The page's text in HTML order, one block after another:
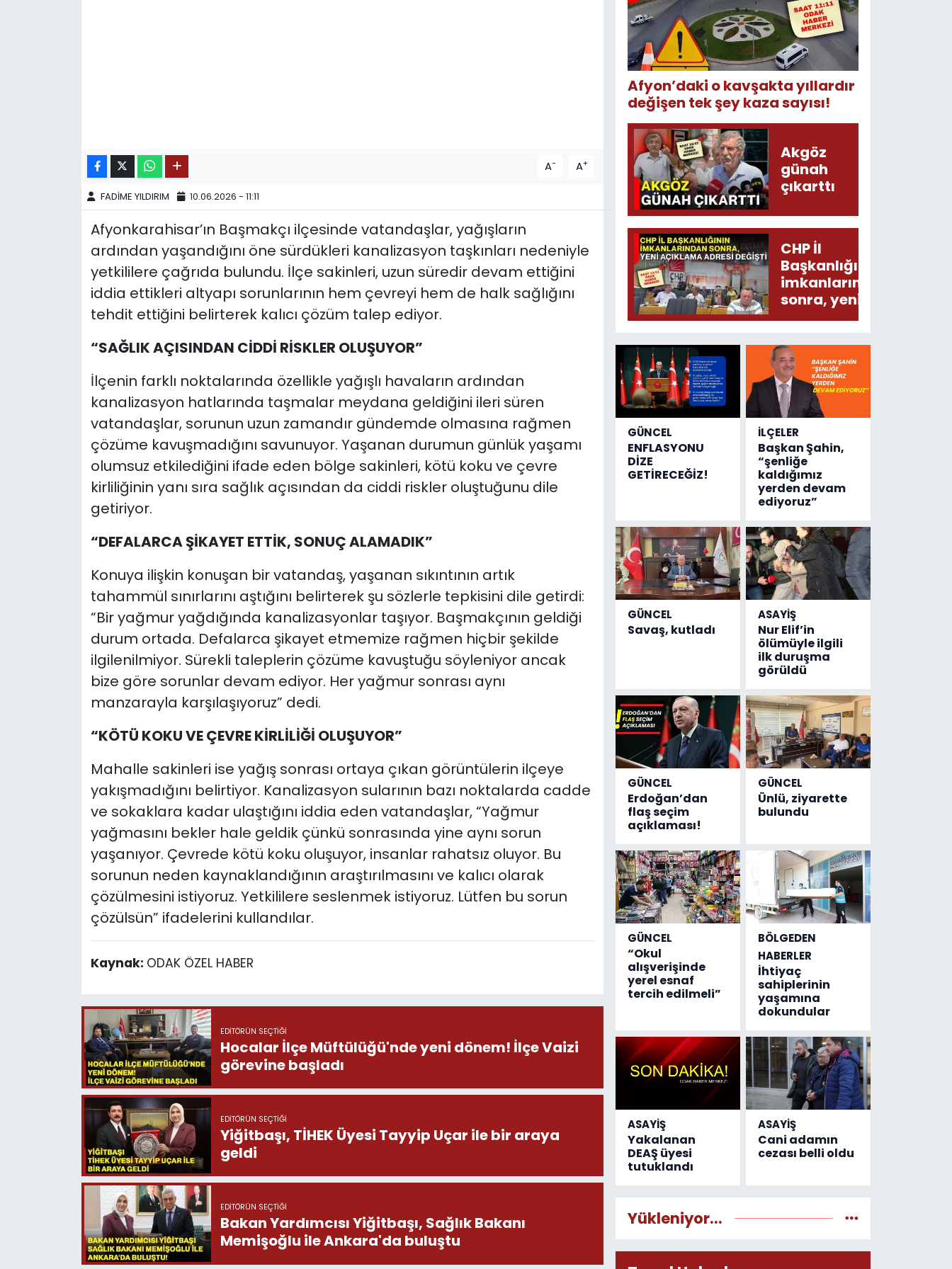
A- A+
FADİME YILDIRIM 10.06.2026 - 11:11
Afyonkarahisar’ın Başmakçı ilçesinde vatandaşlar, yağışların
ardından yaşandığını öne sürdükleri kanalizasyon taşkınları nedeniyle
yetkililere çağrıda bulundu. İlçe sakinleri, uzun süredir devam ettiğini
iddia ettikleri altyapı sorunlarının hem çevreyi hem de halk sağlığını
tehdit ettiğini belirterek kalıcı çözüm talep ediyor.
“SAĞLIK AÇISINDAN CİDDİ RİSKLER OLUŞUYOR”
İlçenin farklı noktalarında özellikle yağışlı havaların ardından
kanalizasyon hatlarında taşmalar meydana geldiğini ileri süren
vatandaşlar, sorunun uzun zamandır gündemde olmasına rağmen
çözüme kavuşmadığını savunuyor. Yaşanan durumun günlük yaşamı
olumsuz etkilediğini ifade eden bölge sakinleri, kötü koku ve çevre
kirliliğinin yanı sıra sağlık açısından da ciddi riskler oluştuğunu dile
getiriyor.
“DEFALARCA ŞİKAYET ETTİK, SONUÇ ALAMADIK”
Konuya ilişkin konuşan bir vatandaş, yaşanan sıkıntının artık
tahammül sınırlarını aştığını belirterek şu sözlerle tepkisini dile getirdi:
“Bir yağmur yağdığında kanalizasyonlar taşıyor. Başmakçının geldiği
durum ortada. Defalarca şikayet etmemize rağmen hiçbir şekilde
ilgilenilmiyor. Sürekli taleplerin çözüme kavuştuğu söyleniyor ancak
bize göre sorunlar devam ediyor. Her yağmur sonrası aynı
manzarayla karşılaşıyoruz” dedi.
“KÖTÜ KOKU VE ÇEVRE KİRLİLİĞİ OLUŞUYOR”
Mahalle sakinleri ise yağış sonrası ortaya çıkan görüntülerin ilçeye
yakışmadığını belirtiyor. Kanalizasyon sularının bazı noktalarda cadde
ve sokaklara kadar ulaştığını iddia eden vatandaşlar, “Yağmur
yağmasını bekler hale geldik çünkü sonrasında yine aynı sorun
yaşanıyor. Çevrede kötü koku oluşuyor, insanlar rahatsız oluyor. Bu
sorunun neden kaynaklandığının araştırılmasını ve kalıcı olarak
çözülmesini istiyoruz. Yetkililere seslenmek istiyoruz. Lütfen bu sorun
çözülsün” ifadelerini kullandılar.
Kaynak: ODAK ÖZEL HABER
EDITÖRÜN SEÇTIĞI
Hocalar İlçe Müftülüğü'nde yeni dönem! İlçe Vaizi
görevine başladı
EDITÖRÜN SEÇTIĞI
Yiğitbaşı, TİHEK Üyesi Tayyip Uçar ile bir araya
geldi
EDITÖRÜN SEÇTIĞI
Bakan Yardımcısı Yiğitbaşı, Sağlık Bakanı
Memişoğlu ile Ankara'da buluştu
Afyon’daki o kavşakta yıllardır
değişen tek şey kaza sayısı!
Akgöz
günah
çıkarttı
CHP İl
Başkanlığının
imkanlarından
sonra, yeni
açıklama
GÜNCEL
ENFLASYONU
DİZE
GETİRECEĞİZ!
İLÇELER
Başkan Şahin,
“şenliğe
kaldığımız
yerden devam
ediyoruz”
GÜNCEL
Savaş, kutladı
ASAYİŞ
Nur Elif’in
ölümüyle ilgili
ilk duruşma
görüldü
GÜNCEL
Erdoğan’dan
flaş seçim
açıklaması!
GÜNCEL
Ünlü, ziyarette
bulundu
GÜNCEL
“Okul
alışverişinde
yerel esnaf
tercih edilmeli”
BÖLGEDEN
HABERLER
İhtiyaç
sahiplerinin
yaşamına
dokundular
ASAYİŞ
Yakalanan
DEAŞ üyesi
tutuklandı
ASAYİŞ
Cani adamın
cezası belli oldu
Yükleniyor...